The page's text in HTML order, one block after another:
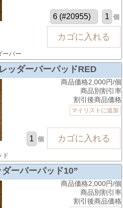
個
ーバー
ッダーバーパッドRED
商品価格2,000円/個
商品別割引率
割引後商品価格
マイリストに追加
個
ド
ーバーパッド10”
商品価格2,000円/個
商品別割引率
割引後商品価格